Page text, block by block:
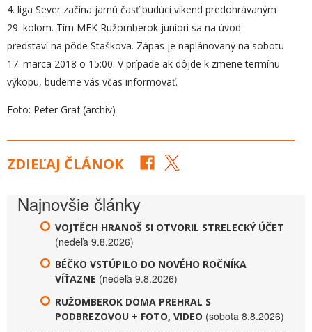
4. liga Sever začína jarnú časť budúci víkend predohrávaným
29. kolom. Tím MFK Ružomberok juniori sa na úvod
predstaví na pôde Staškova. Zápas je naplánovaný na sobotu
17. marca 2018 o 15:00. V prípade ak dôjde k zmene termínu
výkopu, budeme vás včas informovať.
Foto: Peter Graf (archív)
ZDIEĽAJ ČLÁNOK
Najnovšie články
VOJTĚCH HRANOŠ SI OTVORIL STRELECKÝ ÚČET
(nedeľa 9.8.2026)
BÉČKO VSTÚPILO DO NOVÉHO ROČNÍKA
VÍŤAZNE (nedeľa 9.8.2026)
RUŽOMBEROK DOMA PREHRAL S
PODBREZOVOU + FOTO, VIDEO (sobota 8.8.2026)